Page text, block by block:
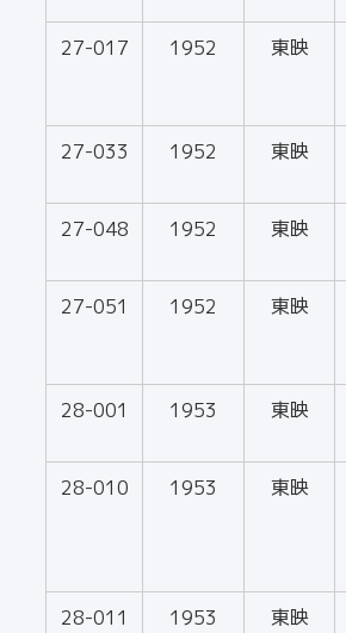
27-017 1952 東映
27-033 1952 東映
27-048
1952 東映
27-051
1952 東映
28-001 1953 東映
28-010
1953 東映
28-011 1953 東映